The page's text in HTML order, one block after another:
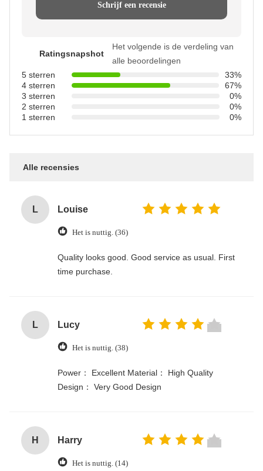
Schrijf een recensie
Ratingsnapshot
Het volgende is de verdeling van
alle beoordelingen
5 sterren
33%
4 sterren
67%
3 sterren
0%
2 sterren
0%
1 sterren
0%
Alle recensies
L Louise
Het is nuttig. (36)
Quality looks good. Good service as usual. First
time purchase.
L Lucy
Het is nuttig. (38)
Power： Excellent Material： High Quality
Design： Very Good Design
H Harry
Het is nuttig. (14)